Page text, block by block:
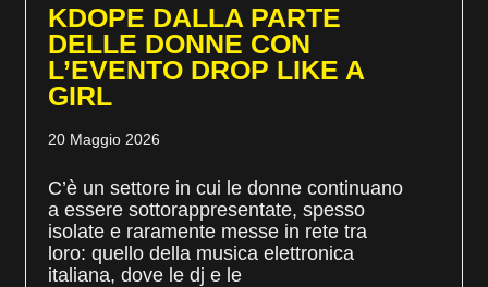
KDOPE DALLA PARTE
DELLE DONNE CON
L’EVENTO DROP LIKE A
GIRL
20 Maggio 2026
C’è un settore in cui le donne continuano
a essere sottorappresentate, spesso
isolate e raramente messe in rete tra
loro: quello della musica elettronica
italiana, dove le dj e le